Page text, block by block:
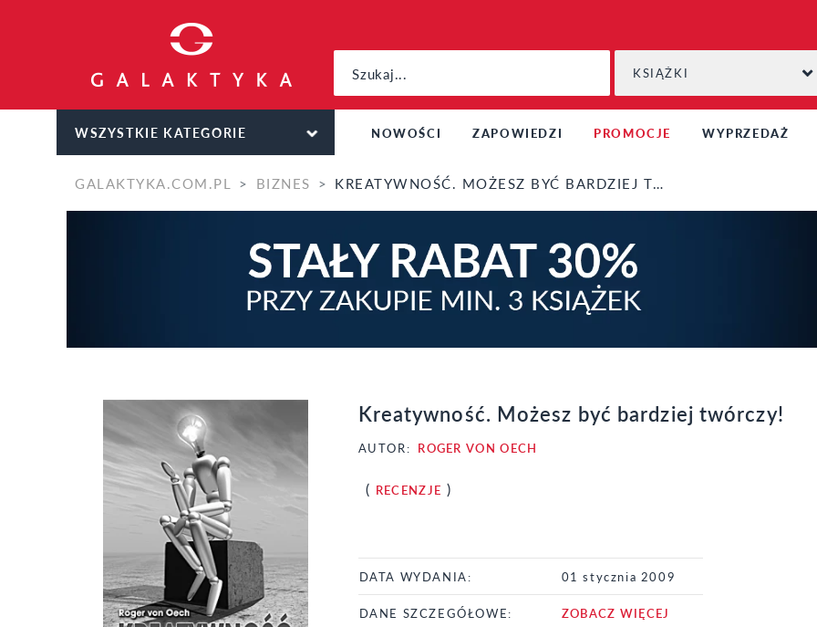
KSIĄŻKI
WSZYSTKIE KATEGORIE NOWOŚCI ZAPOWIEDZI PROMOCJE WYPRZEDAŻ
GALAKTYKA.COM.PL BIZNES KREATYWNOŚĆ. MOŻESZ BYĆ BARDZIEJ TWÓRCZY!
Kreatywność. Możesz być bardziej twórczy!
AUTOR: ROGER VON OECH
( RECENZJE )
DATA WYDANIA: 01 stycznia 2009
DANE SZCZEGÓŁOWE: ZOBACZ WIĘCEJ